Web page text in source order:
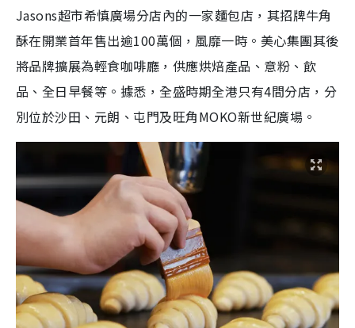
Jasons超市希慎廣場分店內的一家麵包店，其招牌牛角
酥在開業首年售出逾100萬個，風靡一時。美心集團其後
將品牌擴展為輕食咖啡廳，供應烘焙產品、意粉、飲
品、全日早餐等。據悉，全盛時期全港只有4間分店，分
別位於沙田、元朗、屯門及旺角MOKO新世紀廣場。